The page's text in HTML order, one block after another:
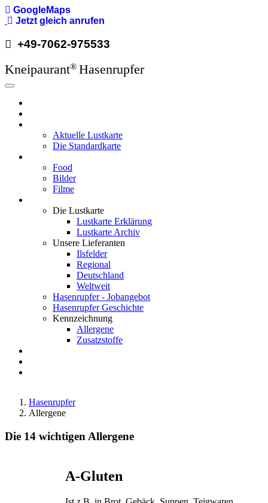
GoogleMaps
Jetzt gleich anrufen
+49-7062-975533
Kneipaurant® Hasenrupfer
Hauptnavigation
Aktuelle Lustkarte
Die Standardkarte
Food
Bilder
Filme
Die Lustkarte
Lustkarte Erklärung
Lustkarte Archiv
Unsere Lieferanten
Ilsfelder
Regional
Deutschland
Weltweit
Hasenrupfer - Jobangebot
Hasenrupfer Geschichte
Kennzeichnung
Allergene
Zusatzstoffe
Hasenrupfer
Allergene
Die 14 wichtigen Allergene
A-Gluten